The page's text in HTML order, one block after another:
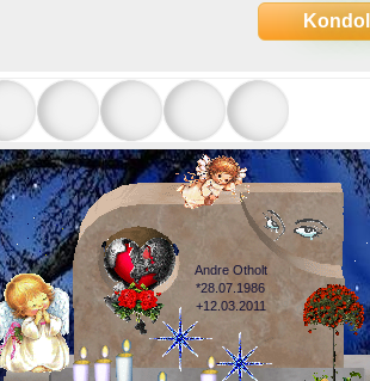
Andre Otholt
*28.07.1986
+12.03.2011